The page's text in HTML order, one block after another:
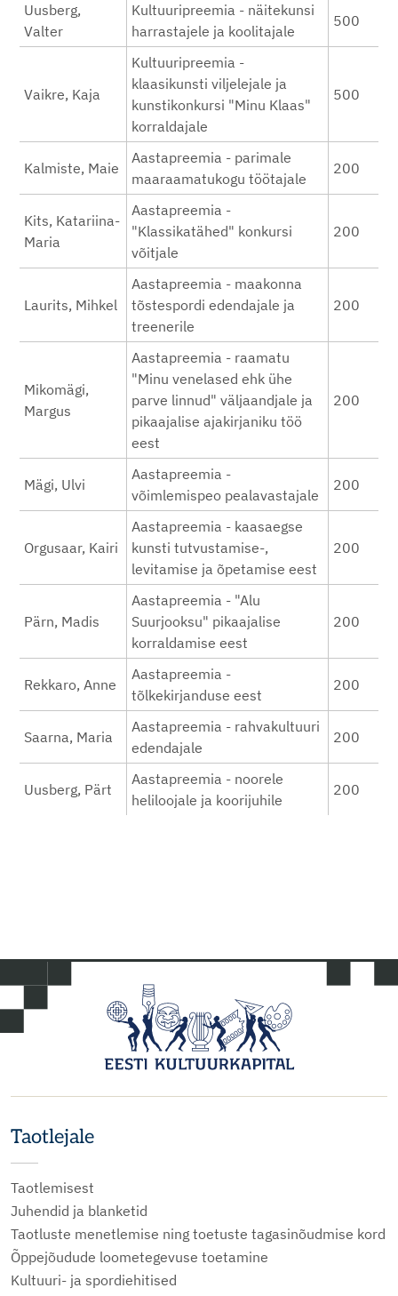
Uusberg,
Valter
Kultuuripreemia - näitekunsi
harrastajele ja koolitajale
500
Vaikre, Kaja
Kultuuripreemia -
klaasikunsti viljelejale ja
kunstikonkursi "Minu Klaas"
korraldajale
500
Kalmiste, Maie
Aastapreemia - parimale
maaraamatukogu töötajale
200
Kits, Katariina-
Maria
Aastapreemia -
"Klassikatähed" konkursi
võitjale
200
Laurits, Mihkel
Aastapreemia - maakonna
tõstespordi edendajale ja
treenerile
200
Mikomägi,
Margus
Aastapreemia - raamatu
"Minu venelased ehk ühe
parve linnud" väljaandjale ja
pikaajalise ajakirjaniku töö
eest
200
Mägi, Ulvi
Aastapreemia -
võimlemispeo pealavastajale
200
Orgusaar, Kairi
Aastapreemia - kaasaegse
kunsti tutvustamise-,
levitamise ja õpetamise eest
200
Pärn, Madis
Aastapreemia - "Alu
Suurjooksu" pikaajalise
korraldamise eest
200
Rekkaro, Anne
Aastapreemia -
tõlkekirjanduse eest
200
Saarna, Maria
Aastapreemia - rahvakultuuri
edendajale
200
Uusberg, Pärt
Aastapreemia - noorele
heliloojale ja koorijuhile
200
Taotlejale
Taotlemisest
Juhendid ja blanketid
Taotluste menetlemise ning toetuste tagasinõudmise kord
Õppejõudude loometegevuse toetamine
Kultuuri- ja spordiehitised